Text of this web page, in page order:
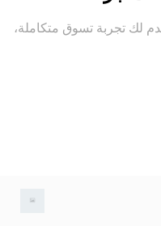
لك تجربة تسوق متكاملة،